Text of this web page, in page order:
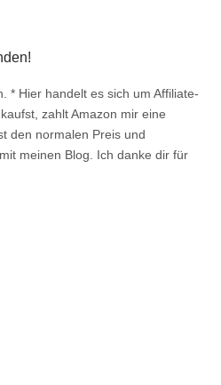
* Hier handelt es sich um Affiliate-
zahlt Amazon mir eine
den normalen Preis und
meinen Blog. Ich danke dir für